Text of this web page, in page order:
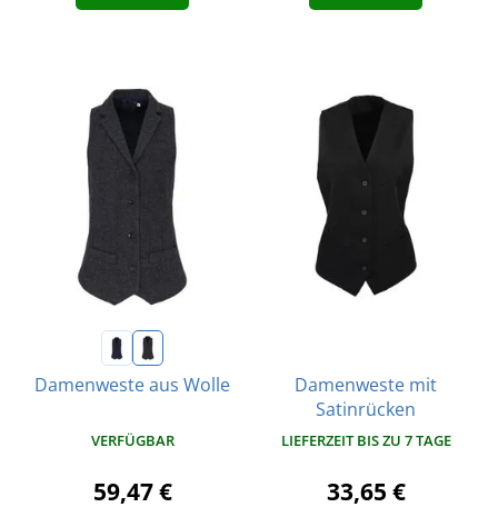
Damenweste aus Wolle
VERFÜGBAR
59,47 €
Damenweste mit
Satinrücken
LIEFERZEIT BIS ZU 7 TAGE
33,65 €